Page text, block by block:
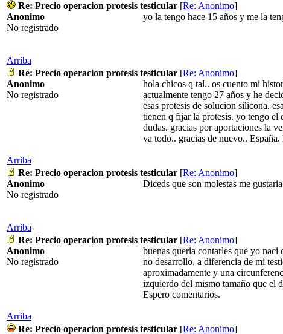
Re: Precio operacion protesis testicular [Re: Anonimo]
Anonimo
No registrado
yo la tengo hace 15 años y me la
Arriba
Re: Precio operacion protesis testicular [Re: Anonimo]
Anonimo
No registrado
hola chicos q tal.. os cuento mi
actualmente tengo 27 años y he
esas protesis de solucion silicona.
tienen q fijar la protesis. yo tengo el
dudas. gracias por aportaciones la
va todo.. gracias de nuevo..
Arriba
Re: Precio operacion protesis testicular [Re: Anonimo]
Anonimo
No registrado
Diceds que son molestas me
Arriba
Re: Precio operacion protesis testicular [Re: Anonimo]
Anonimo
No registrado
buenas queria contarles que yo
no desarrollo, a diferencia de mi
aproximadamente y una
izquierdo del mismo tamaño que el
Espero comentarios.
Arriba
Re: Precio operacion protesis testicular [Re: Anonimo]